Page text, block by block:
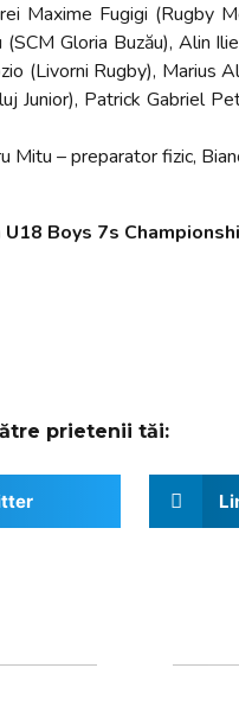
Maxime Fugigi (Rugby
Gloria Buzău), Alin
(Livorni Rugby), Marius
Junior), Patrick Gabriel
Mitu – preparator fizic,
Boys 7s
prietenii tăi: